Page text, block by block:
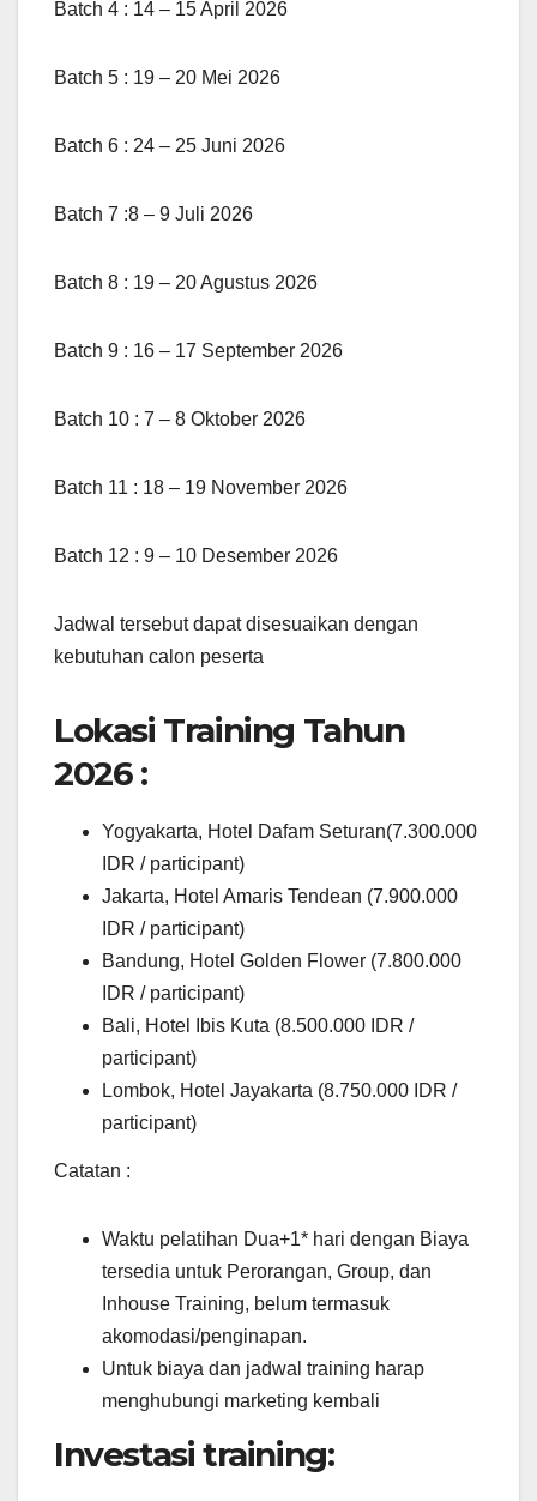
Batch 4 : 14 – 15 April 2026
Batch 5 : 19 – 20 Mei 2026
Batch 6 : 24 – 25 Juni 2026
Batch 7 :8 – 9 Juli 2026
Batch 8 : 19 – 20 Agustus 2026
Batch 9 : 16 – 17 September 2026
Batch 10 : 7 – 8 Oktober 2026
Batch 11 : 18 – 19 November 2026
Batch 12 : 9 – 10 Desember 2026
Jadwal tersebut dapat disesuaikan dengan
kebutuhan calon peserta
Lokasi Training Tahun
2026 :
Yogyakarta, Hotel Dafam Seturan(7.300.000
IDR / participant)
Jakarta, Hotel Amaris Tendean (7.900.000
IDR / participant)
Bandung, Hotel Golden Flower (7.800.000
IDR / participant)
Bali, Hotel Ibis Kuta (8.500.000 IDR /
participant)
Lombok, Hotel Jayakarta (8.750.000 IDR /
participant)
Catatan :
Waktu pelatihan Dua+1* hari dengan Biaya
tersedia untuk Perorangan, Group, dan
Inhouse Training, belum termasuk
akomodasi/penginapan.
Untuk biaya dan jadwal training harap
menghubungi marketing kembali
Investasi training: